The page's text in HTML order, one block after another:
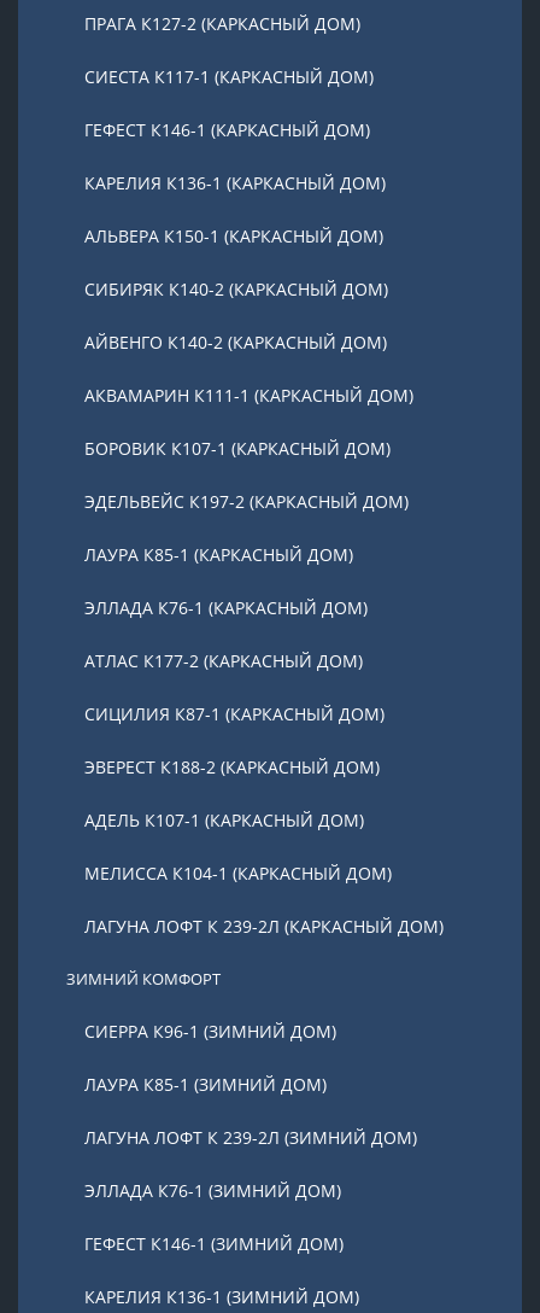
ПРАГА К127-2 (КАРКАСНЫЙ ДОМ)
СИЕСТА К117-1 (КАРКАСНЫЙ ДОМ)
ГЕФЕСТ К146-1 (КАРКАСНЫЙ ДОМ)
КАРЕЛИЯ К136-1 (КАРКАСНЫЙ ДОМ)
АЛЬВЕРА К150-1 (КАРКАСНЫЙ ДОМ)
СИБИРЯК К140-2 (КАРКАСНЫЙ ДОМ)
АЙВЕНГО К140-2 (КАРКАСНЫЙ ДОМ)
АКВАМАРИН К111-1 (КАРКАСНЫЙ ДОМ)
БОРОВИК К107-1 (КАРКАСНЫЙ ДОМ)
ЭДЕЛЬВЕЙС К197-2 (КАРКАСНЫЙ ДОМ)
ЛАУРА К85-1 (КАРКАСНЫЙ ДОМ)
ЭЛЛАДА К76-1 (КАРКАСНЫЙ ДОМ)
АТЛАС К177-2 (КАРКАСНЫЙ ДОМ)
СИЦИЛИЯ К87-1 (КАРКАСНЫЙ ДОМ)
ЭВЕРЕСТ К188-2 (КАРКАСНЫЙ ДОМ)
АДЕЛЬ К107-1 (КАРКАСНЫЙ ДОМ)
МЕЛИССА К104-1 (КАРКАСНЫЙ ДОМ)
ЛАГУНА ЛОФТ К 239-2Л (КАРКАСНЫЙ ДОМ)
ЗИМНИЙ КОМФОРТ
СИЕРРА К96-1 (ЗИМНИЙ ДОМ)
ЛАУРА К85-1 (ЗИМНИЙ ДОМ)
ЛАГУНА ЛОФТ К 239-2Л (ЗИМНИЙ ДОМ)
ЭЛЛАДА К76-1 (ЗИМНИЙ ДОМ)
ГЕФЕСТ К146-1 (ЗИМНИЙ ДОМ)
КАРЕЛИЯ К136-1 (ЗИМНИЙ ДОМ)